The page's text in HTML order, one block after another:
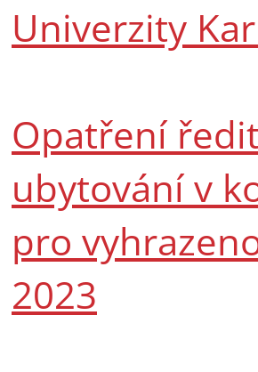
Univerzity
Opatření
ubytování v
pro
2023